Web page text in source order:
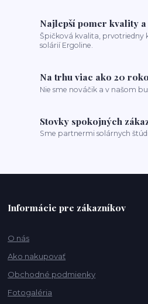
Najlepší pomer kvality
Špičková kvalita, prvotriedny
solárií Ergoline.
Na trhu viac ako 20
Nie sme nováčik a v našom
Stovky spokojných
Sme partnermi solárnych
Informácie pre zákazníkov
O nás
Ako nakupovať
Obchodné podmienky
Fotogaléria